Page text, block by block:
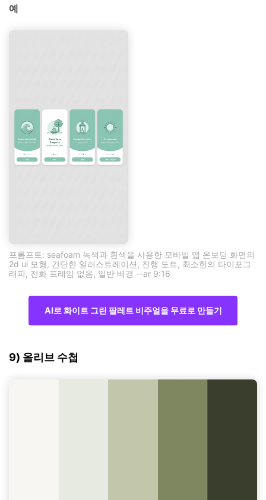
예
프롬프트: seafoam 녹색과 흰색을 사용한 모바일 앱 온보딩 화면의
2d ui 모형, 간단한 일러스트레이션, 진행 도트, 최소한의 타이포그
래피, 전화 프레임 없음, 일반 배경 --ar 9:16
AI로 화이트 그린 팔레트 비주얼을 무료로 만들기
9) 올리브 수첩